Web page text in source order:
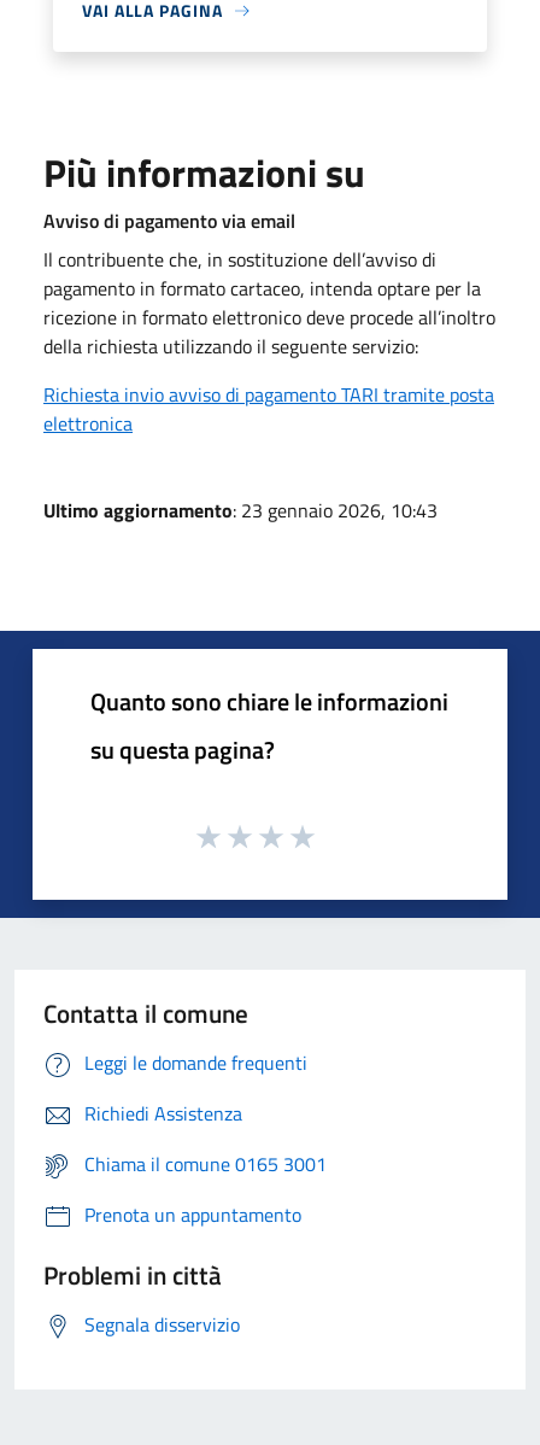
VAI ALLA PAGINA
Più informazioni su
Avviso di pagamento via email
Il contribuente che, in sostituzione dell’avviso di
pagamento in formato cartaceo, intenda optare per la
ricezione in formato elettronico deve procede all’inoltro
della richiesta utilizzando il seguente servizio:
Richiesta invio avviso di pagamento TARI tramite posta
elettronica
Ultimo aggiornamento: 23 gennaio 2026, 10:43
Quanto sono chiare le informazioni
su questa pagina?
Contatta il comune
Leggi le domande frequenti
Richiedi Assistenza
Chiama il comune 0165 3001
Prenota un appuntamento
Problemi in città
Segnala disservizio